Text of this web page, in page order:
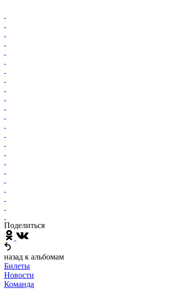
Поделиться
назад к альбомам
Билеты
Новости
Команда